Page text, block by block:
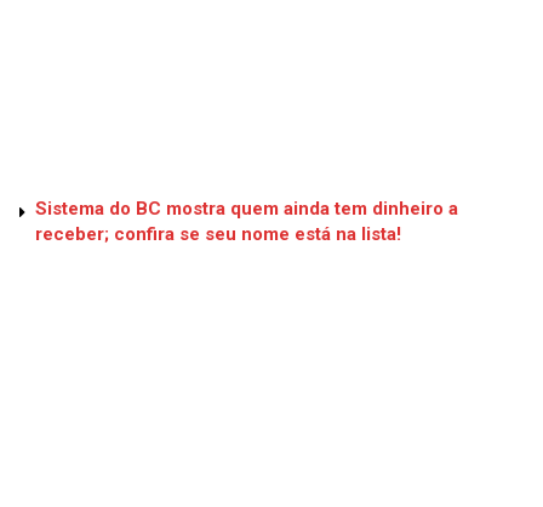
Sistema do BC mostra quem ainda tem dinheiro a
receber; confira se seu nome está na lista!